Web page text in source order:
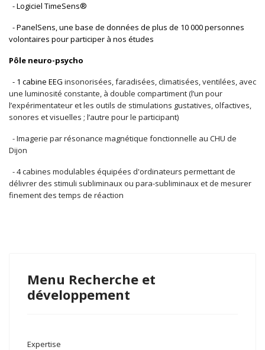
- Logiciel TimeSens®
- PanelSens, une base de données de plus de 10 000 personnes
volontaires pour participer à nos études
Pôle neuro-psycho
- 1 cabine EEG insonorisées, faradisées, climatisées, ventilées, avec
une luminosité constante, à double compartiment (l’un pour
l’expérimentateur et les outils de stimulations gustatives, olfactives,
sonores et visuelles ; l’autre pour le participant)
- Imagerie par résonance magnétique fonctionnelle au CHU de
Dijon
- 4 cabines modulables équipées d'ordinateurs permettant de
délivrer des stimuli subliminaux ou para-subliminaux et de mesurer
finement des temps de réaction
Menu Recherche et
développement
Expertise